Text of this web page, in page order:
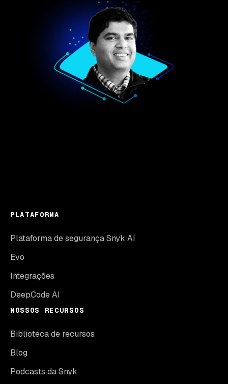
PLATAFORMA
Plataforma de segurança Snyk AI
Evo
Integrações
DeepCode AI
NOSSOS RECURSOS
Biblioteca de recursos
Blog
Podcasts da Snyk